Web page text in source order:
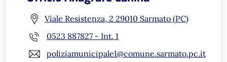
Viale Resistenza, 2 29010 Sarmato (PC)
0523 887827 - Int. 1
poliziamunicipale1@comune.sarmato.pc.it